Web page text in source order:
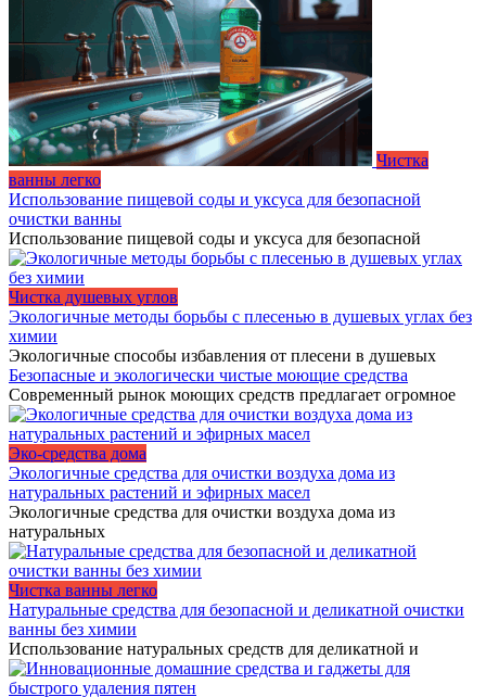
Чистка
ванны легко
Использование пищевой соды и уксуса для безопасной
очистки ванны
Использование пищевой соды и уксуса для безопасной
Чистка душевых углов
Экологичные методы борьбы с плесенью в душевых углах без
химии
Экологичные способы избавления от плесени в душевых
Безопасные и экологически чистые моющие средства
Современный рынок моющих средств предлагает огромное
Эко-средства дома
Экологичные средства для очистки воздуха дома из
натуральных растений и эфирных масел
Экологичные средства для очистки воздуха дома из
натуральных
Чистка ванны легко
Натуральные средства для безопасной и деликатной очистки
ванны без химии
Использование натуральных средств для деликатной и